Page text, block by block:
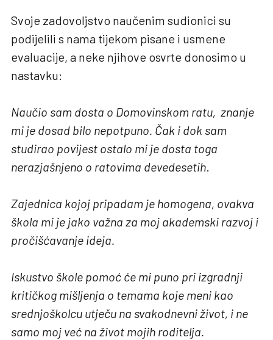
Svoje zadovoljstvo naučenim sudionici su
podijelili s nama tijekom pisane i usmene
evaluacije, a neke njihove osvrte donosimo u
nastavku:
Naučio sam dosta o Domovinskom ratu, znanje
mi je dosad bilo nepotpuno. Čak i dok sam
studirao povijest ostalo mi je dosta toga
nerazjašnjeno o ratovima devedesetih.
Zajednica kojoj pripadam je homogena, ovakva
škola mi je jako važna za moj akademski razvoj i
pročišćavanje ideja.
Iskustvo škole pomoć će mi puno pri izgradnji
kritičkog mišljenja o temama koje meni kao
srednjoškolcu utječu na svakodnevni život, i ne
samo moj već na život mojih roditelja.